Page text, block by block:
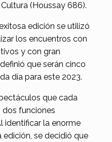
(Houssay 686).
edición se utilizó
los encuentros con
y con gran
que serán cinco
día para este 2023.
que cada
dos funciones
identificar la enorme
se decidió que